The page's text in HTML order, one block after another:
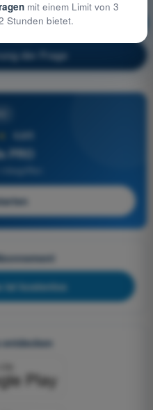
Ausbildung!
der Frage
4,6/5
PRO
ist kostenlos
mit einem Limit von 3
Stunden bietet.